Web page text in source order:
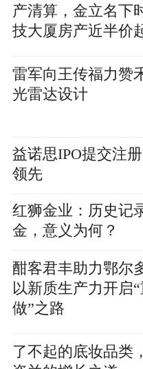
产清算，金立名下
技大厦房产近半价
雷军向王传福力赞
光雷达设计
益诺思IPO提交注
领先
红狮金业：历史记
金，意义为何？
酣客君丰助力鄂尔
以新质生产力开启“
做”之路
了不起的底妆品类